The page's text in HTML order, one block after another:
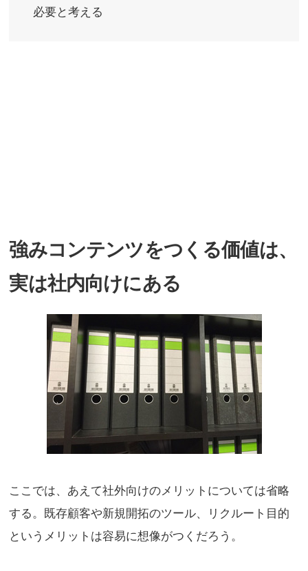
必要と考える
強みコンテンツをつくる価値は、
実は社内向けにある
ここでは、あえて社外向けのメリットについては省略
する。既存顧客や新規開拓のツール、リクルート目的
というメリットは容易に想像がつくだろう。